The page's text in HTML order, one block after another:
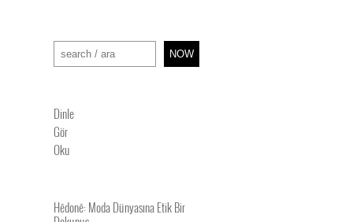
Ara NOW
Dinle
Gör
Oku
Hēdonē: Moda Dünyasına Etik Bir